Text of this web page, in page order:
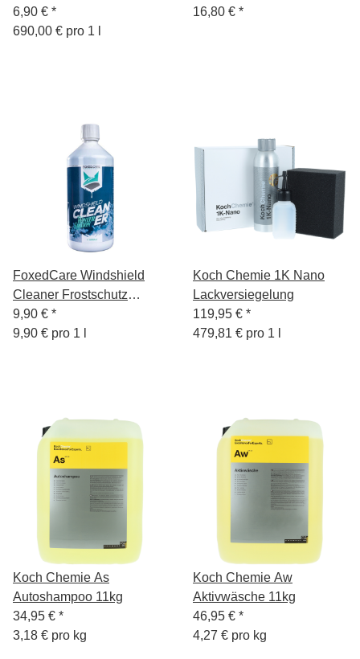
6,90 € *
690,00 € pro 1 l
16,80 € *
FoxedCare Windshield
Cleaner Frostschutz
Konzentrat 1L
9,90 € *
9,90 € pro 1 l
Koch Chemie 1K Nano
Lackversiegelung
119,95 € *
479,81 € pro 1 l
Koch Chemie As
Autoshampoo 11kg
34,95 € *
3,18 € pro kg
Koch Chemie Aw
Aktivwäsche 11kg
46,95 € *
4,27 € pro kg